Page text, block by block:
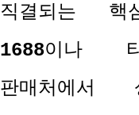
직결되는 핵
1688이나 타
판매처에